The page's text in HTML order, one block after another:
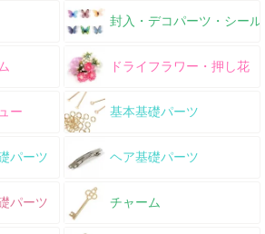
封入・デコパーツ・シール
ドライフラワー・押し花
ー 基本基礎パーツ
パーツ ヘア基礎パーツ
パーツ チャーム